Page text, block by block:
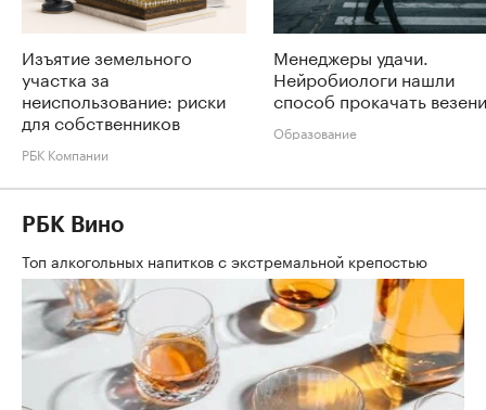
Изъятие земельного
участка за
неиспользование: риски
для собственников
РБК Компании
Менеджеры удачи.
Нейробиологи нашли
способ прокачать
Образование
РБК Вино
Топ алкогольных напитков с экстремальной крепостью